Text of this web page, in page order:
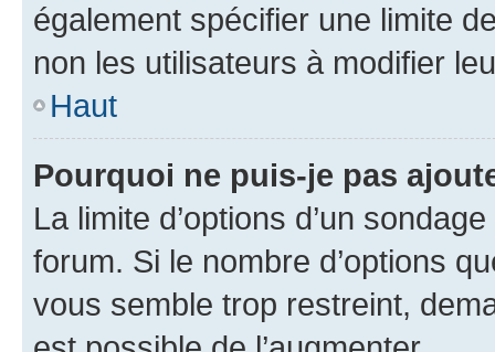
également spécifier une limite
non les utilisateurs à modifier
Haut
Pourquoi ne puis-je pas
La limite d’options d’un
forum. Si le nombre d’options
vous semble trop restreint,